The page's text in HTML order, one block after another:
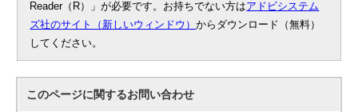
Reader（R）」が必要です。お持ちでない方はアドビシステム
ズ社のサイト（新しいウィンドウ）からダウンロード（無料）
してください。
このページに関するお問い合わせ